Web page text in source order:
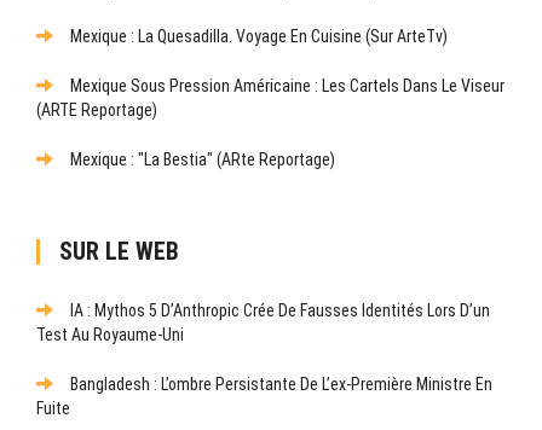
Mexique : La Quesadilla. Voyage En Cuisine (sur ArteTv)
Mexique Sous Pression Américaine : Les Cartels Dans Le Viseur
(ARTE Reportage)
Mexique : "La Bestia" (ARte Reportage)
SUR LE WEB
IA : Mythos 5 D’Anthropic Crée De Fausses Identités Lors D’un
Test Au Royaume-Uni
Bangladesh : L’ombre Persistante De L’ex-Première Ministre En
Fuite